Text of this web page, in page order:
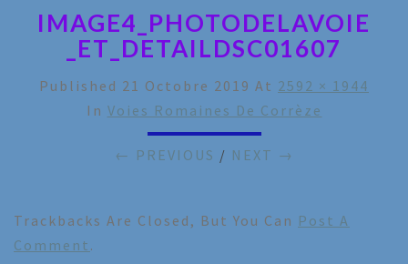
IMAGE4_PHOTODELAVOIE
_ET_DETAILDSC01607
Published 21 Octobre 2019 At 2592 × 1944
In Voies Romaines De Corrèze
← PREVIOUS / NEXT →
Trackbacks Are Closed, But You Can Post A
Comment .